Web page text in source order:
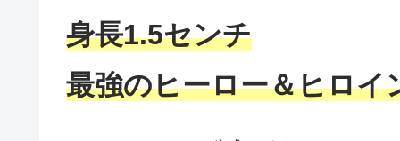
身長1.5センチ
最強のヒーロー＆ヒロイ